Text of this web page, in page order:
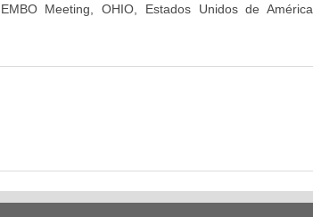
Meeting, OHIO, Estados Unidos de América,